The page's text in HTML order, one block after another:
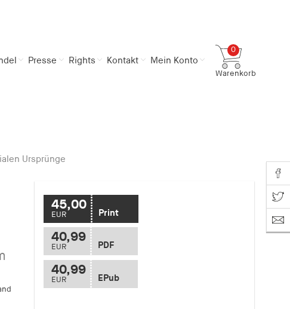
Presse Rights Kontakt Mein Konto
0
Warenkorb
Zum Warenkorb
Ursprünge
45,00
EUR Print
40,99
EUR PDF
40,99
EUR EPub
Share
Share on